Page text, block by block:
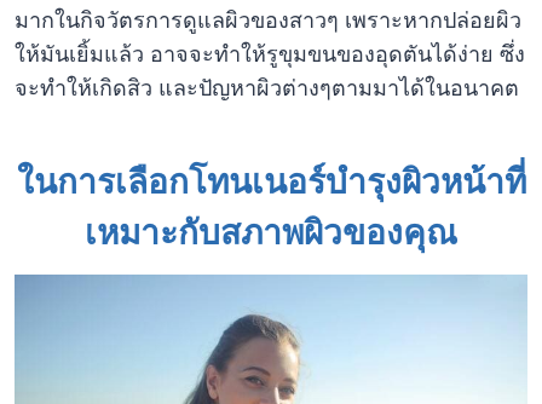
มากในกิจวัตรการดูแลผิวของสาวๆ เพราะหากปล่อยผิว
ให้มันเยิ้มแล้ว อาจจะทำให้รูขุมขนของอุดตันได้ง่าย ซึ่ง
จะทำให้เกิดสิว และปัญหาผิวต่างๆตามมาได้ในอนาคต
ในการเลือกโทนเนอร์บำรุงผิวหน้าที่
เหมาะกับสภาพผิวของคุณ